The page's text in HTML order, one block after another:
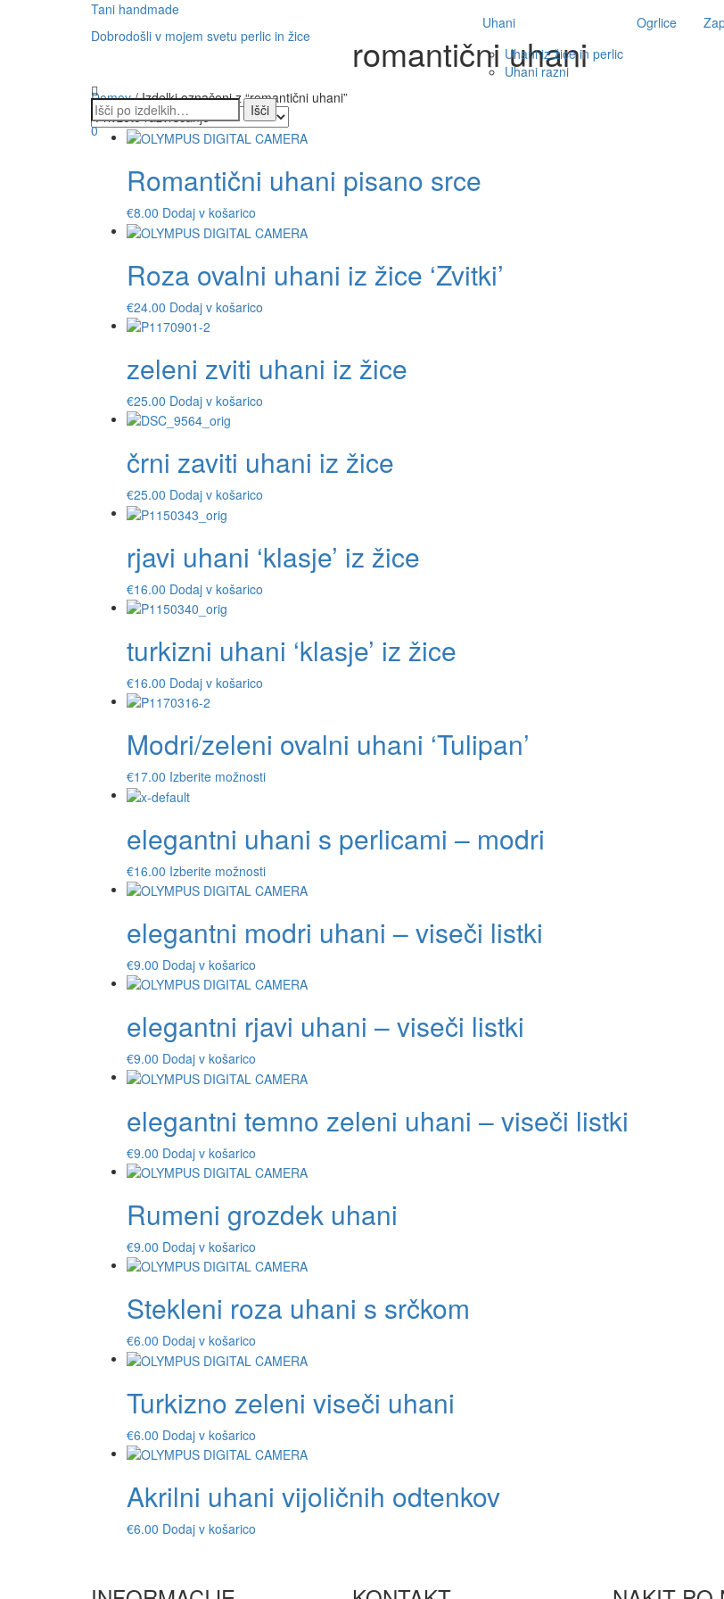
Tani handmade
Dobrodošli v mojem svetu perlic in žice
Uhani
Uhani iz žice in perlic
Uhani razni
Ogrlice
0
romantični uhani
Domov/ Izdelki označeni z “romantični uhani”
Romantični uhani pisano srce
€8.00 Dodaj v košarico
Roza ovalni uhani iz žice ‘Zvitki’
€24.00 Dodaj v košarico
zeleni zviti uhani iz žice
€25.00 Dodaj v košarico
črni zaviti uhani iz žice
€25.00 Dodaj v košarico
rjavi uhani ‘klasje’ iz žice
€16.00 Dodaj v košarico
turkizni uhani ‘klasje’ iz žice
€16.00 Dodaj v košarico
Modri/zeleni ovalni uhani ‘Tulipan’
€17.00 Izberite možnostiTa
različic.
Možnosti
lahko
izberete
strani
elegantni uhani s perlicami – modri
€16.00 Izberite možnostiTa
izdelek
različic.
lahko
izberete
strani
elegantni modri uhani – viseči listki
€9.00 Dodaj v košarico
elegantni rjavi uhani – viseči listki
€9.00 Dodaj v košarico
elegantni temno zeleni uhani – viseči listki
€9.00 Dodaj v košarico
Rumeni grozdek uhani
€9.00 Dodaj v košarico
Stekleni roza uhani s srčkom
€6.00 Dodaj v košarico
Turkizno zeleni viseči uhani
€6.00 Dodaj v košarico
Akrilni uhani vijoličnih odtenkov
€6.00 Dodaj v košarico